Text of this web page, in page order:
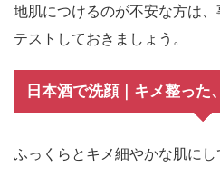
地肌につけるのが不安な方は、
テストしておきましょう。
日本酒で洗顔｜キメ整った
ふっくらとキメ細やかな肌にし